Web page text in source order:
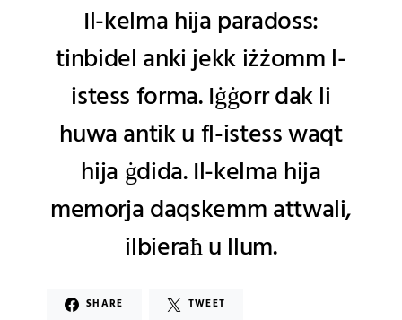
Il-kelma hija paradoss:
tinbidel anki jekk iżżomm l-
istess forma. Iġġorr dak li
huwa antik u fl-istess waqt
hija ġdida. Il-kelma hija
memorja daqskemm attwali,
ilbieraħ u llum.
SHARE TWEET